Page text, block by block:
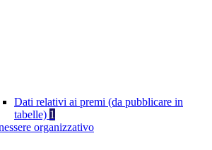
Dati relativi ai premi (da pubblicare in
tabelle) 1
organizzativo